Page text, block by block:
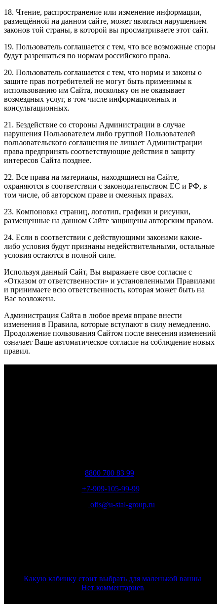
18. Чтение, распространение или изменение информации,
размещённой на данном сайте, может являться нарушением
законов той страны, в которой вы просматриваете этот сайт.
19. Пользователь соглашается с тем, что все возможные споры
будут разрешаться по нормам российского права.
20. Пользователь соглашается с тем, что нормы и законы о
защите прав потребителей не могут быть применимы к
использованию им Сайта, поскольку он не оказывает
возмездных услуг, в том числе информационных и
консультационных.
21. Бездействие со стороны Администрации в случае
нарушения Пользователем либо группой Пользователей
пользовательского соглашения не лишает Администрации
права предпринять соответствующие действия в защиту
интересов Сайта позднее.
22. Все права на материалы, находящиеся на Сайте,
охраняются в соответствии с законодательством ЕС и РФ, в
том числе, об авторском праве и смежных правах.
23. Компоновка страниц, логотип, графики и рисунки,
размещенные на данном Сайте защищены авторским правом.
24. Если в соответствии с действующими законами какие-
либо условия будут признаны недействительными, остальные
условия остаются в полной силе.
Используя данный Сайт, Вы выражаете свое согласие с
«Отказом от ответственности» и установленными Правилами
и принимаете всю ответственность, которая может быть на
Вас возложена.
Администрация Сайта в любое время вправе внести
изменения в Правила, которые вступают в силу немедленно.
Продолжение пользования Сайтом после внесения изменений
означает Ваше автоматическое согласие на соблюдение новых
правил.
8800 700 83 99
+7-909-105-99-99
ofis@u-stal-group.ru
Какую кабинку стоит выбрать для маленькой ванны
Нет комментариев